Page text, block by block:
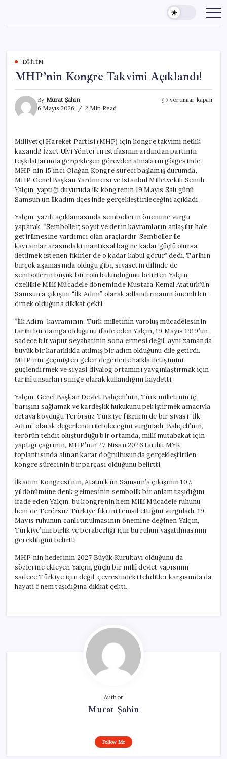
content
EĞITIM
MHP’nin Kongre Takvimi Açıklandı!
By Murat Şahin
6 Mayıs 2026
2 Min Read
MHP’nin
yorumlar kapalı
Milliyetçi Hareket Partisi (MHP) için kongre takvimi netlik
kazandı! İzzet Ulvi Yönter’in istifasının ardından partinin
teşkilatlarında gerçekleşen görevden almaların gölgesinde,
MHP’nin 15’inci Olağan Kongre süreci başlamış durumda.
MHP Genel Başkan Yardımcısı ve İstanbul Milletvekili Semih
Yalçın, yaptığı duyuruda ilk kongrenin 19 Mayıs Salı günü
Samsun’un İlkadım ilçesinde gerçekleştirileceğini açıkladı.
Yalçın, yazılı açıklamasında sembollerin önemine vurgu
yaparak, “Semboller; soyut ve derin kavramların anlaşılır hale
getirilmesine yardımcı olan araçlardır. Semboller ile
kavramlar arasındaki mantıksal bağ ne kadar güçlü olursa,
iletilmek istenen fikirler de o kadar kabul görür” dedi. Tarihin
birçok aşamasında olduğu gibi, siyasetin dilinde de
sembollerin büyük bir rolü bulunduğunu belirten Yalçın,
özellikle Millî Mücadele döneminde Mustafa Kemal Atatürk’ün
Samsun’a çıkışını “İlk Adım” olarak adlandırmanın önemli bir
örnek olduğuna dikkat çekti.
“İlk Adım” kavramının, Türk milletinin varoluş mücadelesinin
tarihi bir damga olduğunu ifade eden Yalçın, 19 Mayıs 1919’un
sadece bir vapur seyahatinin sona ermesi değil, aynı zamanda
büyük bir kararlılıkla atılmış bir adım olduğunu dile getirdi.
MHP’nin geçmişten gelen değerlerle halkla iletişimini
güçlendirmek ve siyasi diyalog ortamını yaygınlaştırmak için
tarihî unsurları simge olarak kullandığını kaydetti.
Yalçın, Genel Başkan Devlet Bahçeli’nin, Türk milletinin iç
barışını sağlamak ve kardeşlik hukukunu pekiştirmek amacıyla
ortaya koyduğu Terörsüz Türkiye fikrinin de bir siyasi “İlk
Adım” olarak değerlendirilebileceğini vurguladı. Bahçeli’nin,
terörün tehdit oluşturduğu bir ortamda, millî mutabakat için
yaptığı çağrının, MHP’nin 27 Nisan 2026 tarihli MYK
toplantısında alınan karar doğrultusunda gerçekleştirilen
kongre sürecinin bir parçası olduğunu belirtti.
İlkadım Kongresi’nin, Atatürk’ün Samsun’a çıkışının 107.
yıldönümüne denk gelmesinin sembolik bir anlam taşıdığını
ifade eden Yalçın, bu kongrenin hem Millî Mücadele ruhunu
hem de Terörsüz Türkiye fikrini temsil ettiğini vurguladı. 19
Mayıs ruhunun canlı tutulmasının önemine değinen Yalçın,
Türkiye’nin birlik ve beraberliği için bu ruhun yaşatılmasının
gerekliliğini belirtti.
MHP’nin hedefinin 2027 Büyük Kurultayı olduğunu da
sözlerine ekleyen Yalçın, güçlü bir millî devlet yapısının
sadece Türkiye için değil, çevresindeki tehditler karşısında da
hayati önem taşıdığına dikkat çekti.
Author
Murat Şahin
Follow Me